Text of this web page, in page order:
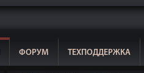
ФОРУМ ТЕХПОДДЕРЖКА